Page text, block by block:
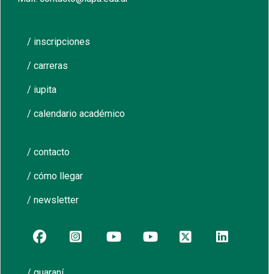
/ inscripciones
/ carreras
/ iupita
/ calendario académico
/ contacto
/ cómo llegar
/ newsletter